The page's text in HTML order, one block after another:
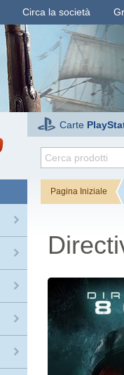
Circa la società
Carte
Pagina Iniziale